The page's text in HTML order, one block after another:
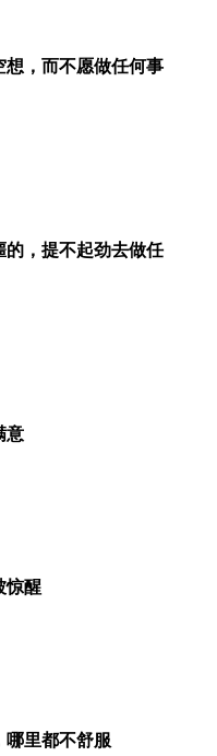
想，而不愿做任何事
的，提不起劲去做任
意
惊醒
哪里都不舒服